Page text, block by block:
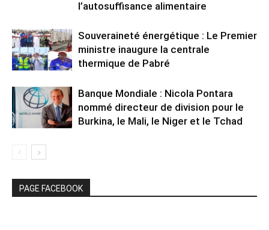
l’autosuffisance alimentaire
Souveraineté énergétique : Le Premier
ministre inaugure la centrale
thermique de Pabré
Banque Mondiale : Nicola Pontara
nommé directeur de division pour le
Burkina, le Mali, le Niger et le Tchad
PAGE FACEBOOK